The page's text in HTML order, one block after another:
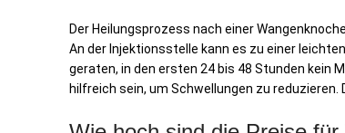
Der Heilungsprozess nach einer
An der Injektionsstelle kann es zu einer
geraten, in den ersten 24 bis 48 Stunden kein
hilfreich sein, um Schwellungen zu